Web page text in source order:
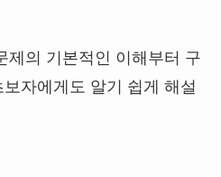
제의 기본적인 이해부터 구
자에게도 알기 쉽게 해설